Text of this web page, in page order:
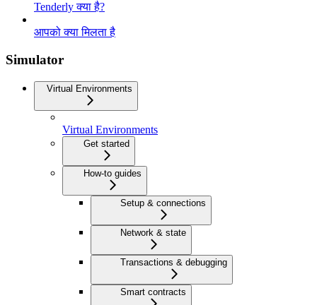
Tenderly क्या है?
आपको क्या मिलता है
Simulator
Virtual Environments
Virtual Environments
Get started
How-to guides
Setup & connections
Network & state
Transactions & debugging
Smart contracts